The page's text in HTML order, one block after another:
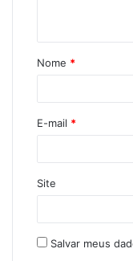
Nome *
E-mail *
Site
Salvar meus